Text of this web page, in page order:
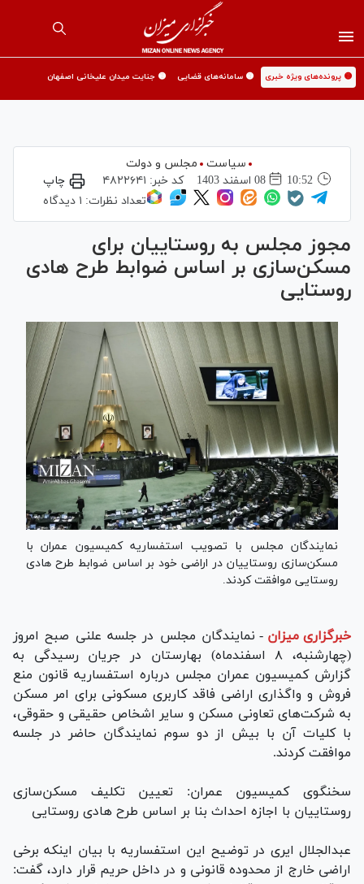
🟡 پرونده‌های ویژه خبری 🟡 سامانه‌های قضایی 🟡 جنایت میدان علیخانی اصفهان
سیاست
مجلس و دولت
10:52
08 اسفند 1403 کد خبر: ۴۸۲۲۶۴۱
چاپ
تعداد نظرات: ۱ دیدگاه
مجوز مجلس به روستاییان برای
مسکن‌سازی بر اساس ضوابط طرح هادی
روستایی
نمایندگان مجلس با تصویب استفساریه کمیسیون عمران با
مسکن‌سازی روستاییان در اراضی خود بر اساس ضوابط طرح هادی
روستایی موافقت کردند.
خبرگزاری میزان - نمایندگان مجلس در جلسه علنی صبح امروز
(چهارشنبه، ۸ اسفندماه) بهارستان در جریان رسیدگی به
گزارش کمیسیون عمران مجلس درباره استفساریه قانون منع
فروش و واگذاری اراضی فاقد کاربری مسکونی برای امر مسکن
به شرکت‌های تعاونی مسکن و سایر اشخاص حقیقی و حقوقی،
با کلیات آن با بیش از دو سوم نمایندگان حاضر در جلسه
موافقت کردند.
سخنگوی کمیسیون عمران: تعیین تکلیف مسکن‌سازی
روستاییان با اجازه احداث بنا بر اساس طرح هادی روستایی
عبدالجلال ایری در توضیح این استفساریه با بیان اینکه برخی
اراضی خارج از محدوده قانونی و در داخل حریم قرار دارد، گفت: